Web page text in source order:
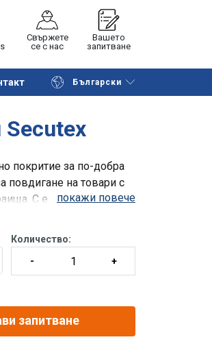
Свържете
се с нас
Вашето
запитване
Български
Поискайте оферта
Secutex
покритие за по-добра
повдигане на товари с
С едностранно,
покажи повече
Количество:
запитване